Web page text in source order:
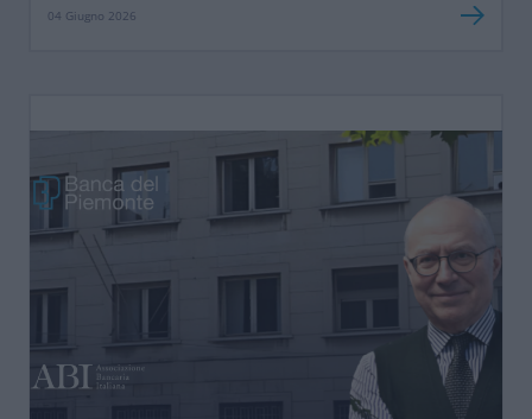
04 Giugno 2026